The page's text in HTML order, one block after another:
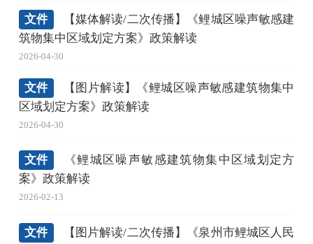
文件
【媒体解读/二次传播】《鲤城区噪声敏感建
筑物集中区域划定方案》政策解读
2026-04-30
文件
【图片解读】《鲤城区噪声敏感建筑物集中
区域划定方案》政策解读
2026-04-30
文件
《鲤城区噪声敏感建筑物集中区域划定方
案》政策解读
2026-02-13
文件
【图片解读/二次传播】《泉州市鲤城区人民